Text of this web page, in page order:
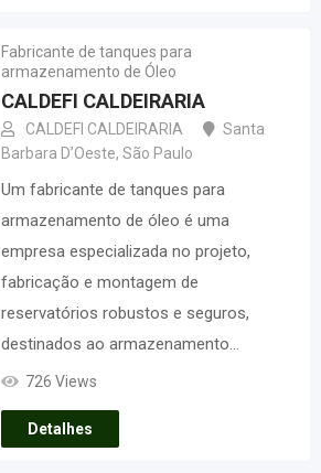
Fabricante de tanques para
armazenamento de Óleo
CALDEFI CALDEIRARIA
CALDEFI CALDEIRARIA
Santa
Barbara D’Oeste, São Paulo
Um fabricante de tanques para
armazenamento de óleo é uma
empresa especializada no projeto,
fabricação e montagem de
reservatórios robustos e seguros,
destinados ao armazenamento…
726 Views
Detalhes